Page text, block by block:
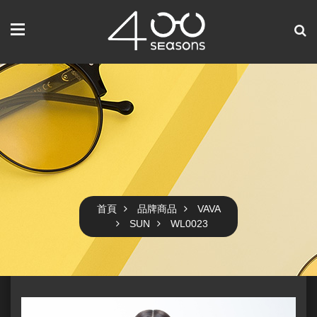
首頁 品牌商品
VAVA
SUN
WL0023